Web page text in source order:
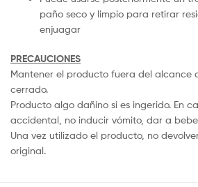
paño seco y limpio para retirar
enjuagar
PRECAUCIONES
Mantener el producto fuera del alcance
cerrado.
Producto algo dañino si es ingerido. En
accidental, no inducir vómito, dar a
Una vez utilizado el producto, no
original.